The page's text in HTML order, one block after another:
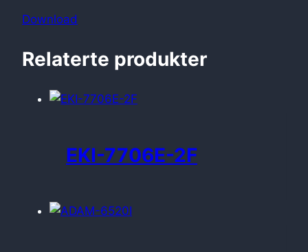
Download
Relaterte produkter
EKI-7706E-2F